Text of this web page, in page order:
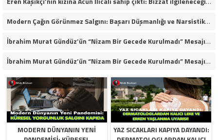
Modern Çağın Görünmez Salgını: Başarı Düşmanlığı ve Narsistik Yükseliş
İbrahim Murat Gündüz’ün “Nizam Bir Gecede Kurulmadı” Mesajı Sosyal Medyada Geniş Yankı Uyandırdı
İbrahim Murat Gündüz’ün “Nizam Bir Gecede Kurulmadı” Mesajı Neden Viral Oldu?
MODERN DÜNYANIN YENI
YAZ SICAKLARI KAPIYA DAYANDI: